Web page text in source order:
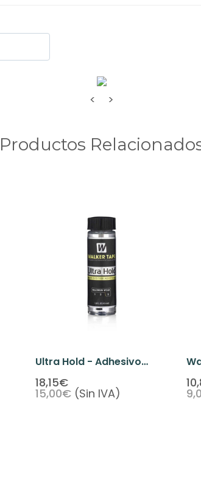
< >
Productos
Ultra Hold - Adhesivo
Líquido 1.4oz
18,15€
15,00€ (Sin IVA)